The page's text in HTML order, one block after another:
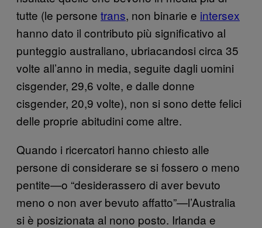
tutte (le persone trans, non binarie e intersex
hanno dato il contributo più significativo al
punteggio australiano, ubriacandosi circa 35
volte all’anno in media, seguite dagli uomini
cisgender, 29,6 volte, e dalle donne
cisgender, 20,9 volte), non si sono dette felici
delle proprie abitudini come altre.
Quando i ricercatori hanno chiesto alle
persone di considerare se si fossero o meno
pentite—o “desiderassero di aver bevuto
meno o non aver bevuto affatto”—l’Australia
si è posizionata al nono posto. Irlanda e